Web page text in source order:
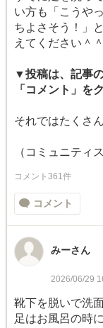
い方も「こうや
ちよさそう！」
えてください＾＾
▼投稿は、記事
「コメント」を
それではたくさ
（コミュニティ
コメント361件
コメント
みーさん
2026/06/29
靴下を脱いで洗
足はお風呂の時に